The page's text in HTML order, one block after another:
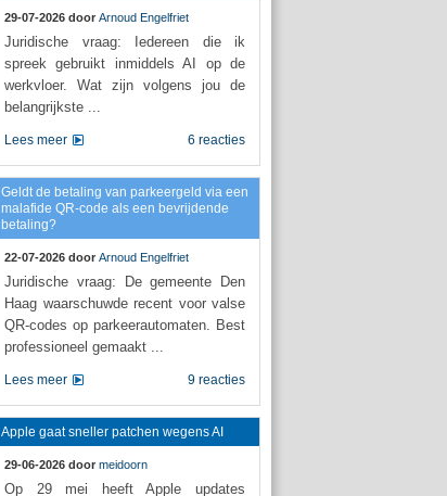
29-07-2026 door Arnoud Engelfriet
Juridische vraag: Iedereen die ik
spreek gebruikt inmiddels AI op de
werkvloer. Wat zijn volgens jou de
belangrijkste ...
6 reacties
Lees meer
Geldt de betaling van parkeergeld via een
malafide QR-code als een bevrijdende
betaling?
22-07-2026 door Arnoud Engelfriet
Juridische vraag: De gemeente Den
Haag waarschuwde recent voor valse
QR-codes op parkeerautomaten. Best
professioneel gemaakt ...
9 reacties
Lees meer
Apple gaat sneller patchen wegens AI
29-06-2026 door meidoorn
Op 29 mei heeft Apple updates